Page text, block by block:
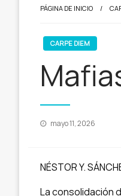
PÁGINA DE INICIO
CARPE DIEM
Publicado
mayo 11, 2026
NÉSTOR Y.
La consolidación